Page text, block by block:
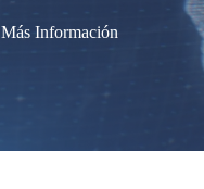
Más Información